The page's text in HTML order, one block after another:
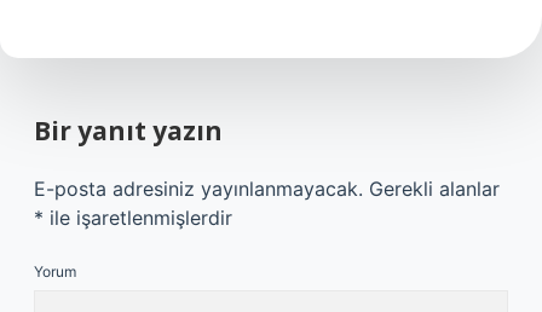
Bir yanıt yazın
E-posta adresiniz yayınlanmayacak. Gerekli alanlar
* ile işaretlenmişlerdir
Yorum